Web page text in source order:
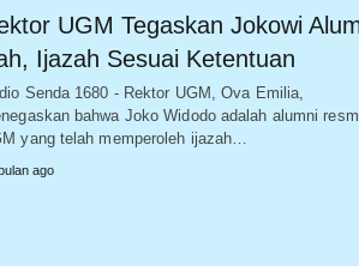
UGM Tegaskan Jokowi
Ijazah Sesuai Ketentuan
Senda 1680 - Rektor UGM, Ova Emilia,
bahwa Joko Widodo adalah alumni
yang telah memperoleh ijazah…
ago